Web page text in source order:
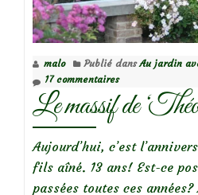
de
malo Publié dansAu jardin
17 commentaires
Le massif de
Aujourd’hui, c’est
fils aîné. 13 ans! Est-ce
passées toutes ces